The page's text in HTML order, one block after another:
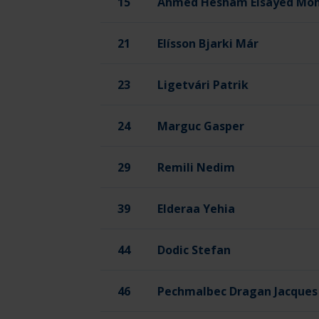
21 Elísson Bjarki Már
23 Ligetvári Patrik
24 Marguc Gasper
29 Remili Nedim
39 Elderaa Yehia
44 Dodic Stefan
46 Pechmalbec Dragan Jacques